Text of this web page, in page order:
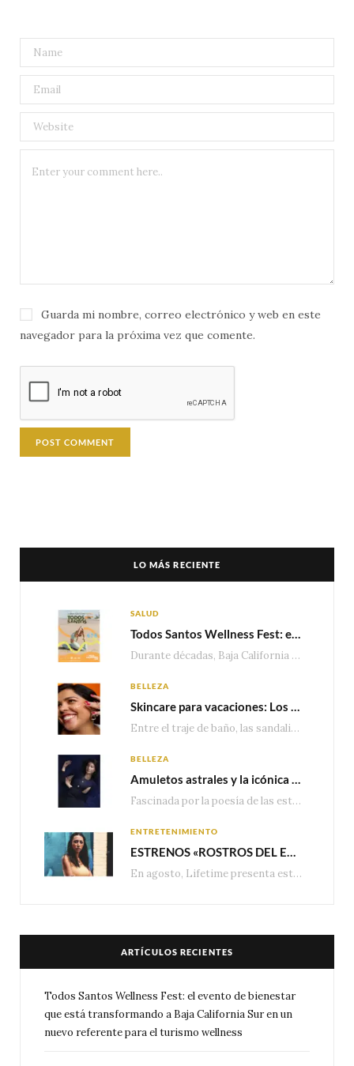
Guarda mi nombre, correo electrónico y web en este
navegador para la próxima vez que comente.
LO MÁS RECIENTE
SALUD
Todos Santos Wellness Fest: el evento de bienestar que está transformando a Baja California Sur en un nuevo referente para el turismo wellness
Durante décadas, Baja California Sur ha sido reconocido por sus playas, hoteles de lujo y…
BELLEZA
Skincare para vacaciones: Los do’s and dont’s para cuidar tu piel
Entre el traje de baño, las sandalias, los lentes de sol y los looks que…
BELLEZA
Amuletos astrales y la icónica colección Zodiaque de Van Cleef & Arpels
Fascinada por la poesía de las estrellas, la Maison Van Cleef & Arpels celebra la llegada de las…
ENTRETENIMIENTO
ESTRENOS «ROSTROS DEL ENGAÑO», ESPECIAL DE LIFETIME MOVIES DONDE NADA NI NADIE ES LO QUE PARECE
En agosto, Lifetime presenta estrenos exclusivos con historias donde las apariencias esconden los secretos más…
ARTÍCULOS RECIENTES
Todos Santos Wellness Fest: el evento de bienestar
que está transformando a Baja California Sur en un
nuevo referente para el turismo wellness